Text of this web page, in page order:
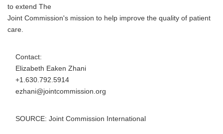
to extend The
Joint Commission's mission to help improve the quality of patient
care.
Contact:
Elizabeth Eaken Zhani
+1.630.792.5914
ezhani@jointcommission.org
SOURCE: Joint Commission International